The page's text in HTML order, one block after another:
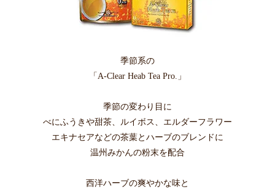
季節系の
「A-Clear Heab Tea Pro.」
季節の変わり目に
べにふうきや甜茶、ルイボス、エルダーフラワー
エキナセアなどの茶葉とハーブのブレンドに
温州みかんの粉末を配合
西洋ハーブの爽やかな味と